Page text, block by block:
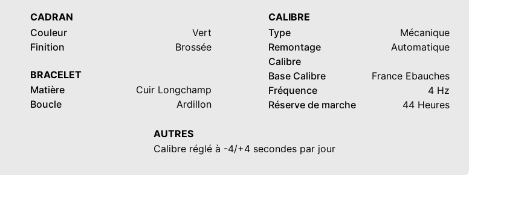
CADRAN
Couleur
Vert
Finition
Brossée
BRACELET
Matière
Cuir Longchamp
Boucle
Ardillon
CALIBRE
Type
Mécanique
Remontage
Automatique
Calibre
Base Calibre
France Ebauches
Fréquence
4 Hz
Réserve de marche
44 Heures
AUTRES
Calibre réglé à -4/+4 secondes par jour